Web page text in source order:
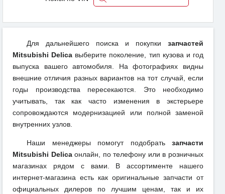
Для дальнейшего поиска и покупки запчастей
Mitsubishi Delica выберите поколение, тип кузова и год
выпуска вашего автомобиля. На фотографиях видны
внешние отличия разных вариантов на тот случай, если
годы производства пересекаются. Это необходимо
учитывать, так как часто изменения в экстерьере
сопровождаются модернизацией или полной заменой
внутренних узлов.
Наши менеджеры помогут подобрать запчасти
Mitsubishi Delicaонлайн, по телефону или в розничных
магазинах рядом с вами. В ассортименте нашего
интернет-магазина есть как оригинальные запчасти от
официальных дилеров по лучшим ценам, так и их